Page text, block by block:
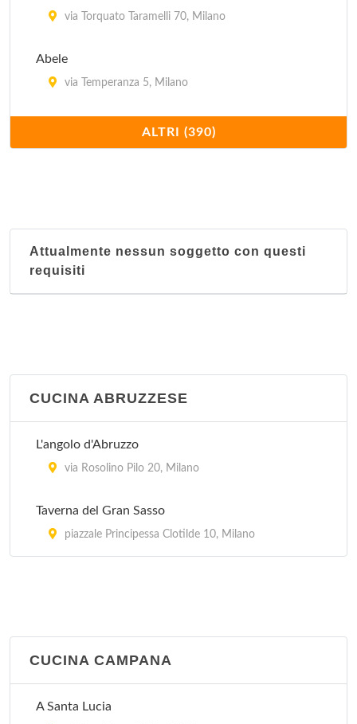
via Torquato Taramelli 70, Milano
Abele
via Temperanza 5, Milano
piazza della Repubblica 17, Milano
Ai Corsari
ALTRI (390)
Attualmente nessun soggetto con questi
requisiti
CUCINA ABRUZZESE
L'angolo d'Abruzzo
via Rosolino Pilo 20, Milano
Taverna del Gran Sasso
piazzale Principessa Clotilde 10, Milano
CUCINA CAMPANA
A Santa Lucia